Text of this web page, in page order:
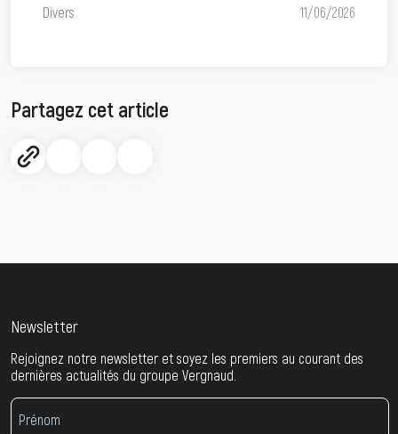
Divers 11/06/2026
Partagez cet article
Newsletter
Rejoignez notre newsletter et soyez les premiers au courant des
dernières actualités du groupe Vergnaud.